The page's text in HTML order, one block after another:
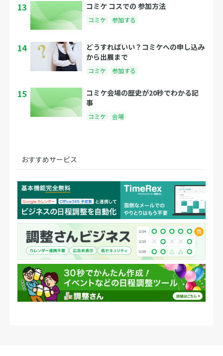
13 コミケ コスでの 参加方法
コミケ 参加する
14
どうすればいい？コミケへの申し込み
から出展まで
コミケ 参加する
15
コミケ会場の歴史が20秒でわかる記
事
コミケ 会場
おすすめサービス